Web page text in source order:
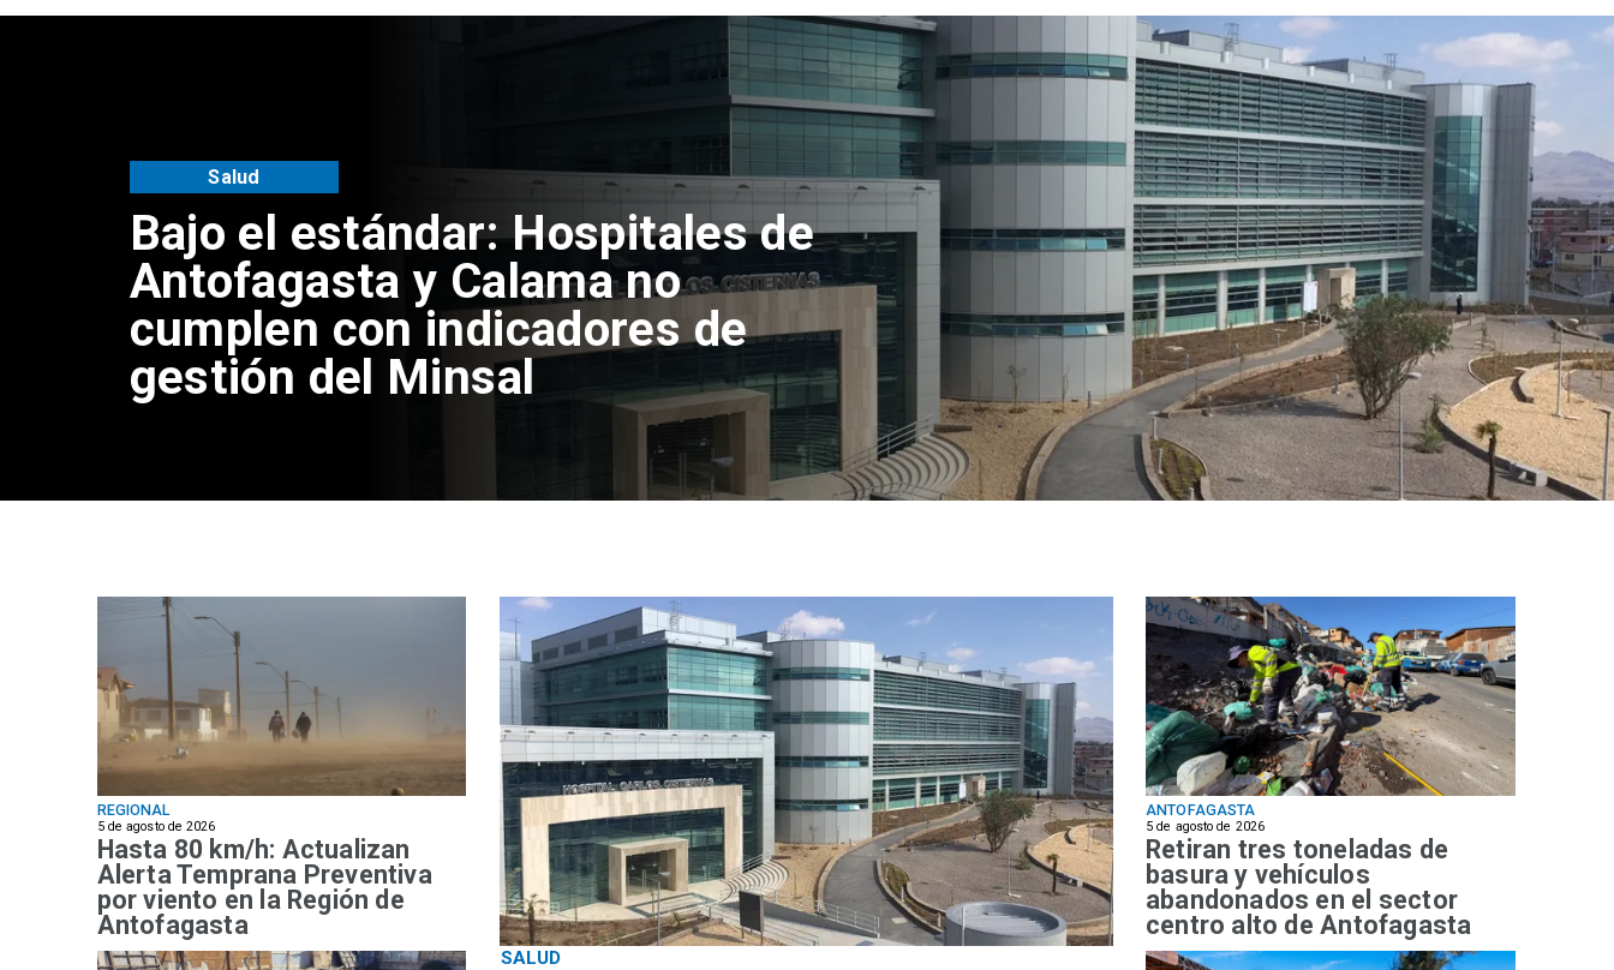
Bajo el estándar: Hospitales de
Antofagasta y Calama no
cumplen con indicadores de
gestión del Minsal
Salud
REGIONAL
5 de agosto de 2026
Hasta 80 km/h: Actualizan
Alerta Temprana Preventiva
por viento en la Región de
Antofagasta
SALUD
ANTOFAGASTA
5 de agosto de 2026
Retiran tres toneladas de
basura y vehículos
abandonados en el sector
centro alto de Antofagasta